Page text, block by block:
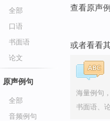
全部
口语
书面语
论文
原声例句
全部
音频例句
查看原声
或者看看
海量例句
书面语、